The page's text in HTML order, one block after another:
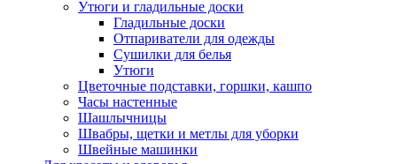
Утюги и гладильные доски
Гладильные доски
Отпариватели для одежды
Сушилки для белья
Утюги
Цветочные подставки, горшки, кашпо
Часы настенные
Шашлычницы
Швабры, щетки и метлы для уборки
Швейные машинки